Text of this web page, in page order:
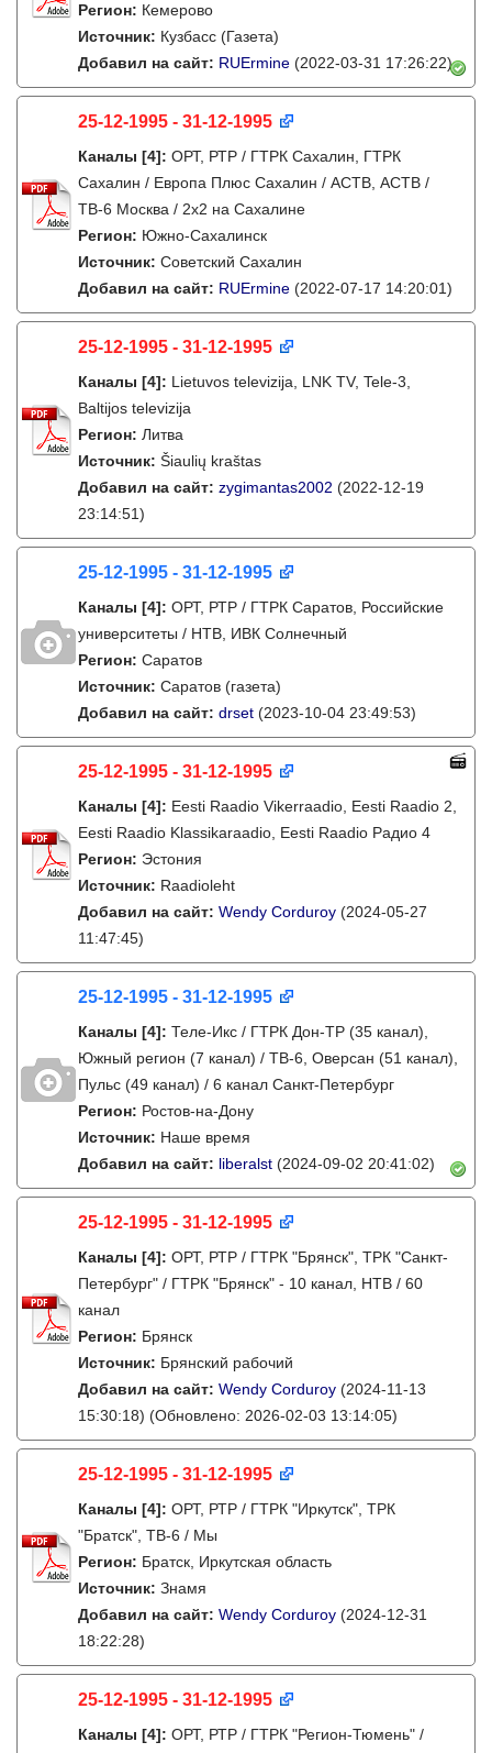
Регион: Кемерово
Источник: Кузбасс (Газета)
Добавил на сайт: RUErmine (2022-03-31 17:26:22)
25-12-1995 - 31-12-1995
Каналы [4]: ОРТ, РТР / ГТРК Сахалин, ГТРК
Сахалин / Европа Плюс Сахалин / АСТВ, АСТВ /
ТВ-6 Москва / 2х2 на Сахалине
Регион: Южно-Сахалинск
Источник: Советский Сахалин
Добавил на сайт: RUErmine (2022-07-17 14:20:01)
25-12-1995 - 31-12-1995
Каналы [4]: Lietuvos televizija, LNK TV, Tele-3,
Baltijos televizija
Регион: Литва
Источник: Šiaulių kraštas
Добавил на сайт: zygimantas2002 (2022-12-19
23:14:51)
25-12-1995 - 31-12-1995
Каналы [4]: ОРТ, РТР / ГТРК Саратов, Российские
университеты / НТВ, ИВК Солнечный
Регион: Саратов
Источник: Саратов (газета)
Добавил на сайт: drset (2023-10-04 23:49:53)
25-12-1995 - 31-12-1995
Каналы [4]: Eesti Raadio Vikerraadio, Eesti Raadio 2,
Eesti Raadio Klassikaraadio, Eesti Raadio Радио 4
Регион: Эстония
Источник: Raadioleht
Добавил на сайт: Wendy Corduroy (2024-05-27
11:47:45)
25-12-1995 - 31-12-1995
Каналы [4]: Теле-Икс / ГТРК Дон-ТР (35 канал),
Южный регион (7 канал) / ТВ-6, Оверсан (51 канал),
Пульс (49 канал) / 6 канал Санкт-Петербург
Регион: Ростов-на-Дону
Источник: Наше время
Добавил на сайт: liberalst (2024-09-02 20:41:02)
25-12-1995 - 31-12-1995
Каналы [4]: ОРТ, РТР / ГТРК "Брянск", ТРК "Санкт-
Петербург" / ГТРК "Брянск" - 10 канал, НТВ / 60
канал
Регион: Брянск
Источник: Брянский рабочий
Добавил на сайт: Wendy Corduroy (2024-11-13
15:30:18) (Обновлено: 2026-02-03 13:14:05)
25-12-1995 - 31-12-1995
Каналы [4]: ОРТ, РТР / ГТРК "Иркутск", ТРК
"Братск", ТВ-6 / Мы
Регион: Братск, Иркутская область
Источник: Знамя
Добавил на сайт: Wendy Corduroy (2024-12-31
18:22:28)
25-12-1995 - 31-12-1995
Каналы [4]: ОРТ, РТР / ГТРК "Регион-Тюмень" /